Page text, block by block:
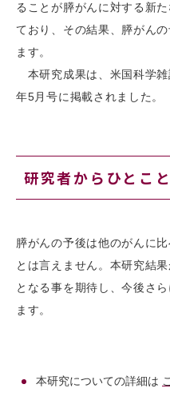
ることが膵がんに対する新
ており、その結果、膵がん
ます。
本研究成果は、米国科学
年5月号に掲載されました。
研究者からひとこと
膵がんの予後は他のがんに
とは言えません。本研究結
となる事を期待し、今後さ
ます。
本研究についての詳細は